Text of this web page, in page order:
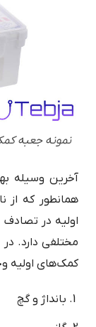
نمونه جعبه
مختلفی دارد.
کمک‌های اولیه
بانداژ و گچ